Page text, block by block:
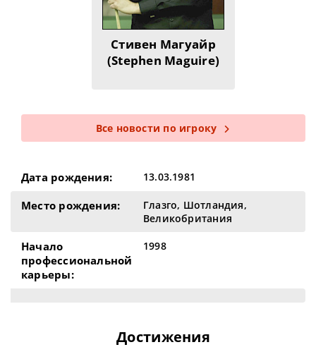
Стивен Магуайр
(Stephen Maguire)
Все новости по игроку
Дата рождения: 13.03.1981
Место рождения:
Глазго, Шотландия,
Великобритания
Начало
профессиональной
карьеры:
1998
Достижения